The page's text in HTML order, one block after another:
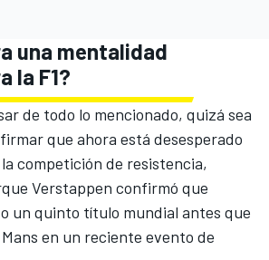
una mentalidad
la F1?
de todo lo mencionado, quizá sea
que ahora está desesperado
competición de resistencia,
Verstappen confirmó que
un quinto título mundial antes que
en un reciente evento de